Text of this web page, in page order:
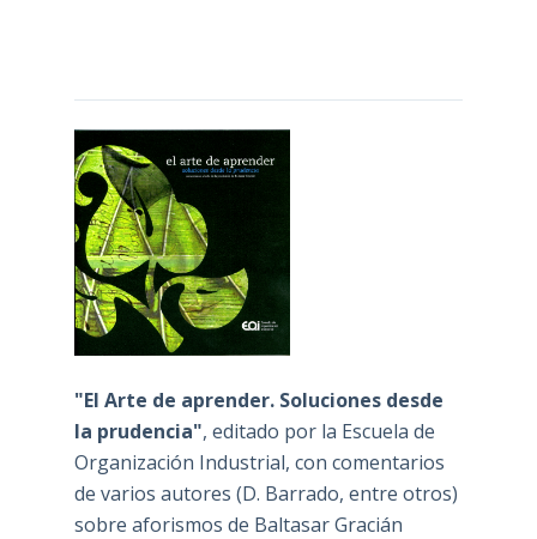
"El Arte de aprender. Soluciones desde
la prudencia", editado por la Escuela de
Organización Industrial, con comentarios
de varios autores (D. Barrado, entre otros)
sobre aforismos de Baltasar Gracián